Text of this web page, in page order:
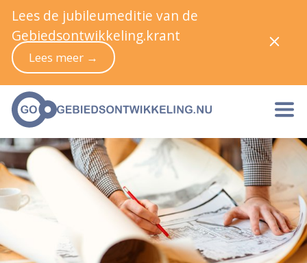
Lees de jubileumeditie van de
Gebiedsontwikkeling.krant
Lees meer →